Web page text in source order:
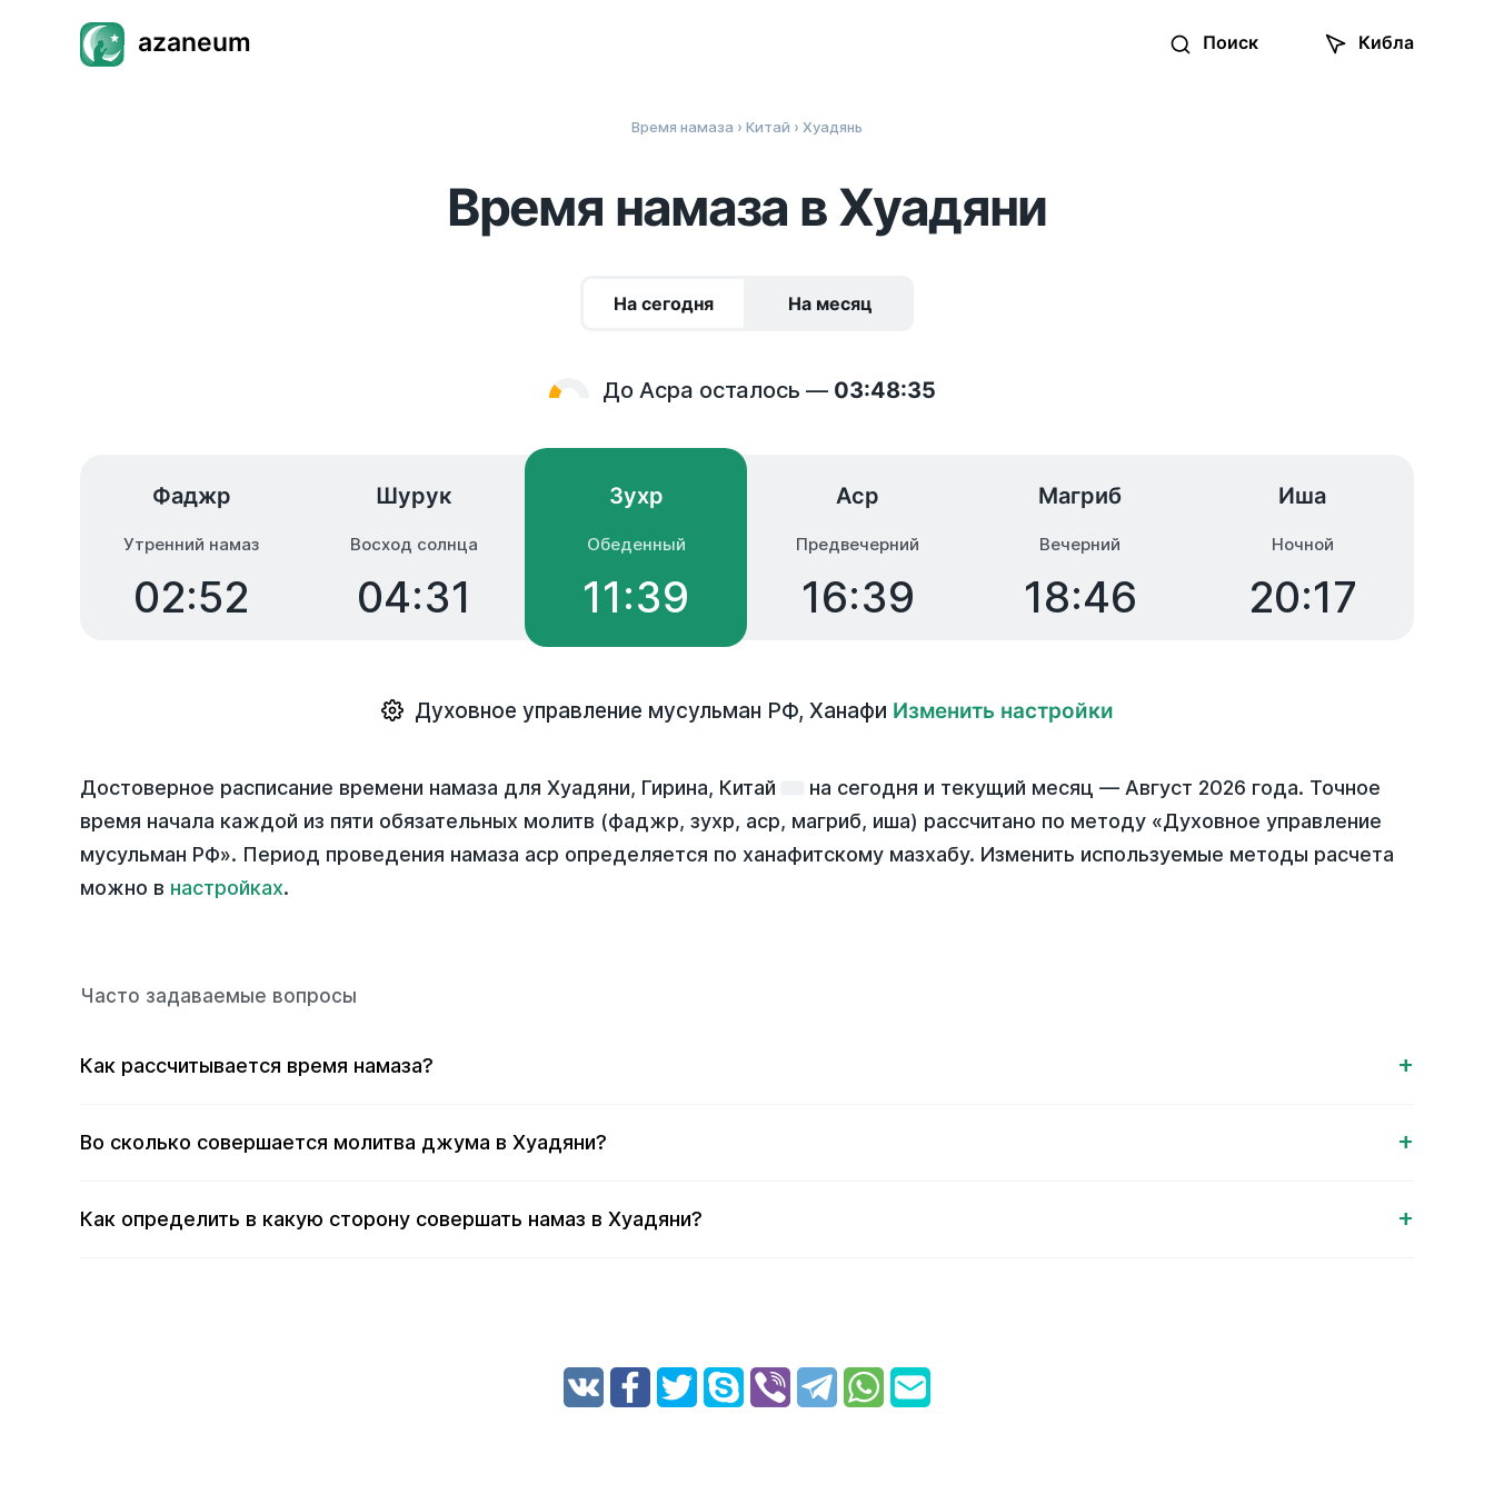
azaneum Поиск Кибла
Время намаза › Китай › Хуадянь
Время намаза в Хуадяни
На сегодня На месяц
До Асра осталось — 03:48:34
Фаджр
Утренний намаз
02:52
Шурук
Восход солнца
04:31
Зухр
Обеденный
11:39
Аср
Предвечерний
16:39
Магриб
Вечерний
18:46
Иша
Ночной
20:17
Духовное управление мусульман РФ, Ханафи Изменить настройки
Достоверное расписание времени намаза для Хуадяни, Гирина, Китай на сегодня и текущий месяц — Август 2026 года. Точное
время начала каждой из пяти обязательных молитв (фаджр, зухр, аср, магриб, иша) рассчитано по методу «Духовное управление
мусульман РФ». Период проведения намаза аср определяется по ханафитскому мазхабу. Изменить используемые методы расчета
можно в настройках.
Часто задаваемые вопросы
Как рассчитывается время намаза?
Во сколько совершается молитва джума в Хуадяни?
Как определить в какую сторону совершать намаз в Хуадяни?